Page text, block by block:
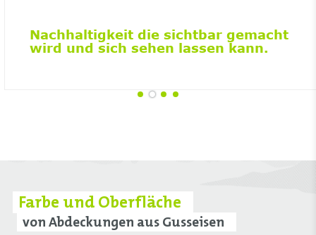
Nachhaltigkeit die sichtbar gemacht
wird und sich sehen lassen kann.
Farbe und Oberfläche
von Abdeckungen aus Gusseisen